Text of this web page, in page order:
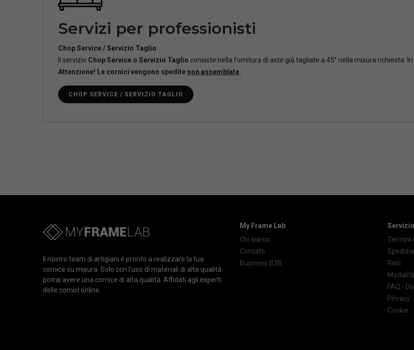
Servizi per professionisti
Chop Service / Servizio Taglio
Il servizio Chop Service o Servizio Taglio consiste nella fornitura di aste già tagliate a 45° nella misura richiesta.
Attenzione! Le cornici vengono spedite non assemblate.
CHOP SERVICE / SERVIZIO TAGLIO
Il nostro team di artigiani è pronto a realizzare la tua
cornice su misura. Solo con l'uso di materiali di alta qualità
potrai avere una cornice di alta qualità. Affidati agli esperti
delle cornici online.
My Frame Lab
Chi siamo
Contatti
Business B2B
Termini
Resi
FAQ -
Privacy
Cookie